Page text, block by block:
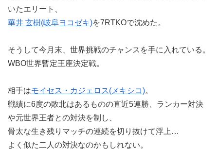
いたエリート、
華井 玄樹(岐阜ヨコゼキ)を7RTKOで沈めた。
そうして今月末、世界挑戦のチャンスを手に入れている。
WBO世界暫定王座決定戦。
相手はモイセス・カジェロス(メキシコ)。
戦績に6度の敗北はあるものの直近5連勝、ランカー対決
や元世界王者との対決を制し、
骨太な生き残りマッチの連続を切り抜けて浮上…
よく似た二人の対決なのかもしれない。